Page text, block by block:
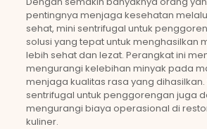
pentingnya menjaga kesehatan
sehat, mini sentrifugal untuk
solusi yang tepat untuk menghasilkan
lebih sehat dan lezat. Perangkat ini
mengurangi kelebihan minyak pada
menjaga kualitas rasa yang dihasilkan.
sentrifugal untuk penggorengan juga
mengurangi biaya operasional di
kuliner.